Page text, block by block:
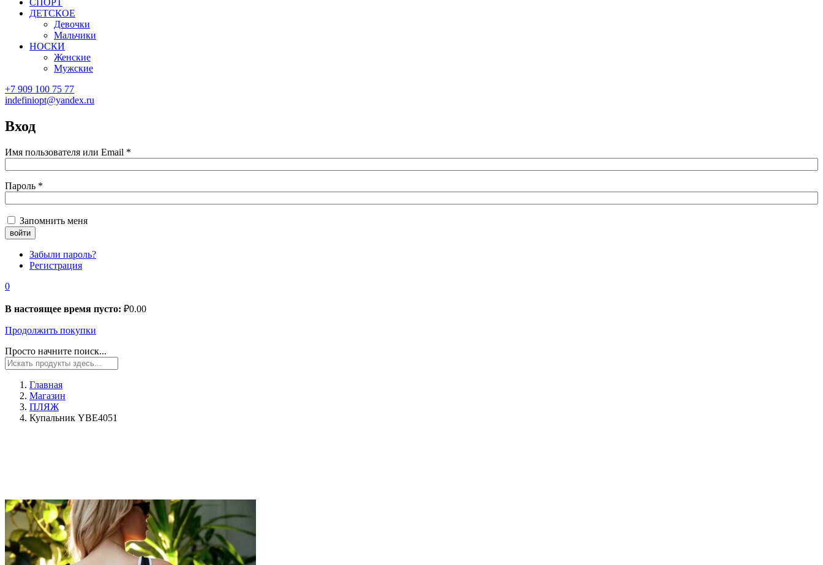
СПОРТ
ДЕТСКОЕ
Девочки
Мальчики
НОСКИ
Женские
Мужские
+7 909 100 75 77
indefiniopt@yandex.ru
Вход
Имя пользователя или Email *
Пароль *
Запомнить меня
Забыли пароль?
Регистрация
0
В настоящее время пусто: ₽0.00
Продолжить покупки
Просто начните поиск...
Главная
Магазин
ПЛЯЖ
Купальник YBE4051